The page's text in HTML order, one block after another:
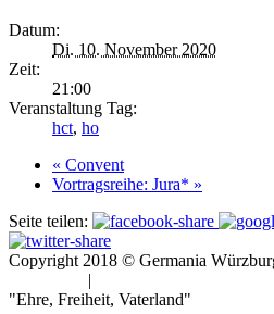
Datum:
Di. 10. November 2020
Zeit:
21:00
Veranstaltung Tag:
hct, ho
« Convent
Vortragsreihe: Jura* »
Seite teilen:
Copyright 2018 © Germania
|
"Ehre, Freiheit, Vaterland"